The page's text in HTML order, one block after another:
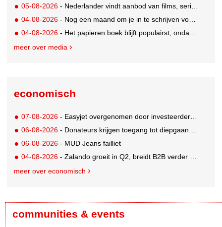
05-08-2026 - Nederlander vindt aanbod van films, series en sport vaak versnipperd
04-08-2026 - Nog een maand om je in te schrijven voor de Mercurs 2026
04-08-2026 - Het papieren boek blijft populairst, ondanks digitale alternatieven
meer over media
economisch
07-08-2026 - Easyjet overgenomen door investeerder Apollo
06-08-2026 - Donateurs krijgen toegang tot diepgaandere informatie over goede doelen
06-08-2026 - MUD Jeans failliet
04-08-2026 - Zalando groeit in Q2, breidt B2B verder uit en innoveert met AI
meer over economisch
communities & events